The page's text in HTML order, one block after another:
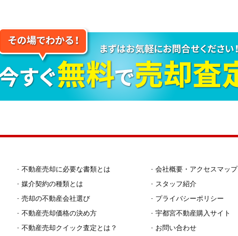
不動産売却に必要な書類とは
媒介契約の種類とは
売却の不動産会社選び
不動産売却価格の決め方
不動産売却クイック査定とは？
会社概要・アクセスマップ
スタッフ紹介
プライバシーポリシー
宇都宮不動産購入サイト
お問い合わせ